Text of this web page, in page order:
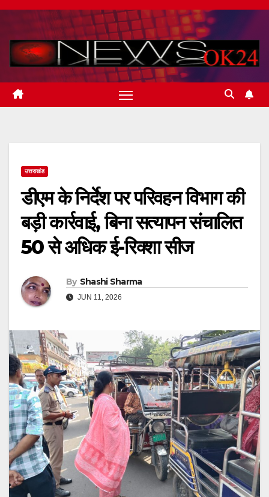
Skip
content
उत्तराखंड
डीएम के निर्देश पर परिवहन विभाग की
बड़ी कार्रवाई, बिना सत्यापन संचालित
50 से अधिक ई-रिक्शा सीज
By Shashi Sharma
JUN 11, 2026